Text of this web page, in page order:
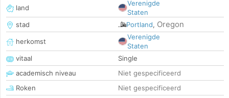
land
Verenigde
Staten
stad
Portland, Oregon
herkomst
Verenigde
Staten
vitaal
Single
academisch niveau
Niet gespecificeerd
Roken
Niet gespecificeerd